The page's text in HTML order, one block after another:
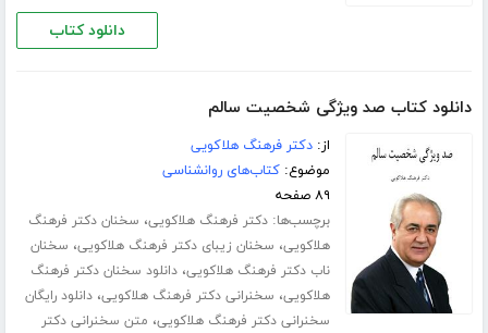
دانلود کتاب
دانلود کتاب صد ویژگی شخصیت سالم
از:دکتر فرهنگ هلاکویی
موضوع:کتاب‌های روانشناسی
۸۹ صفحه
برچسب‌ها:دکتر فرهنگ هلاکویی، سخنان دکتر فرهنگ
هلاکویی، سخنان زیبای دکتر فرهنگ هلاکویی، سخنان
ناب دکتر فرهنگ هلاکویی،دانلود سخنان دکتر فرهنگ
هلاکویی، سخنرانی دکتر فرهنگ هلاکویی،دانلود رایگان
سخنرانی دکتر فرهنگ هلاکویی، متن سخنرانی دکتر